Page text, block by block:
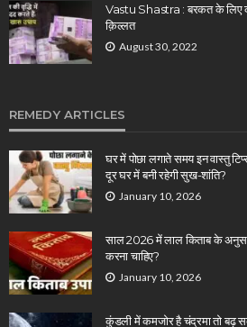
Vastu Shastra : बरकत के लिए
क़िल्लत
August 30, 2022
REMEDY ARTICLES
घर में पोछा लगाते समय इन वास्तु
दूर घर में बनी रहेगी सुख-शांति?
January 10, 2026
साल 2026 में लाल किताब के
करना चाहिए?
January 10, 2026
कुंडली में कमजोर है चंद्रमा तो बढ़